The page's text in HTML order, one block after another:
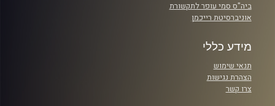
ביה"ס סמי עופר לתקשורת
אוניברסיטת רייכמן
מידע כללי
תנאי שימוש
הצהרת נגישות
צרו קשר